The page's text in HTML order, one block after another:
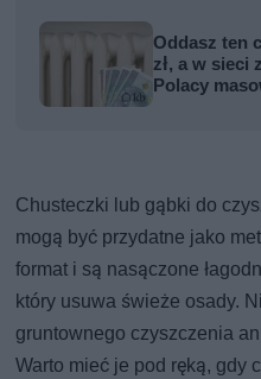
Oddasz ten
zł, a w sieci
Polacy
Chusteczki lub gąbki do
mogą być przydatne jako
format i są nasączone
który usuwa świeże osady.
gruntownego czyszczenia
Warto mieć je pod ręką, gdy